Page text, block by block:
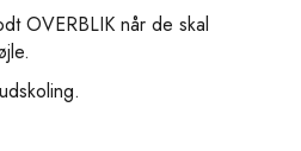
OVERBLIK når de skal